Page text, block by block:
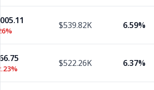
6.59%
$539.82K
6.37%
$522.26K